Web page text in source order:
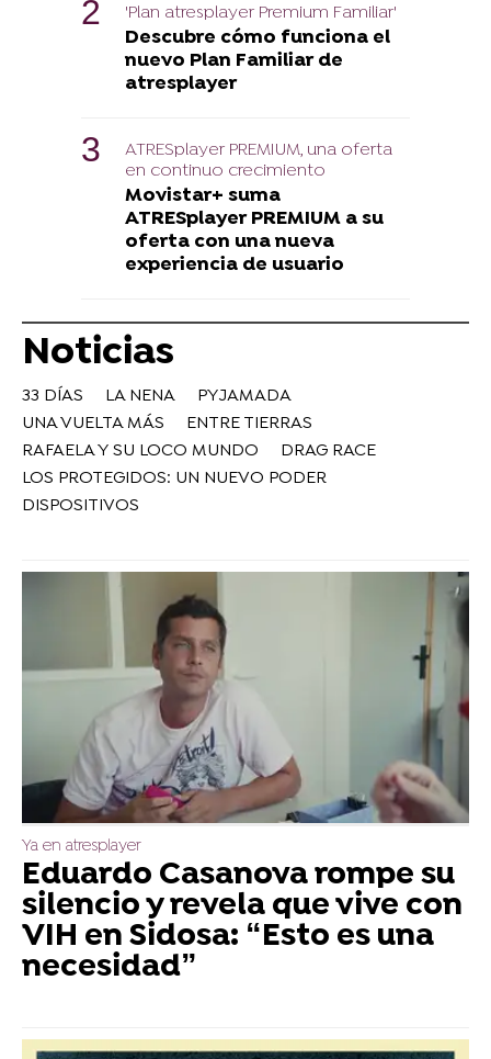
'Plan atresplayer Premium Familiar'
Descubre cómo funciona el
nuevo Plan Familiar de
atresplayer
ATRESplayer PREMIUM, una oferta
en continuo crecimiento
Movistar+ suma
ATRESplayer PREMIUM a su
oferta con una nueva
experiencia de usuario
Noticias
33 DÍAS LA NENA
PYJAMADA
UNA VUELTA MÁS
ENTRE TIERRAS
RAFAELA Y SU LOCO MUNDO
DRAG RACE
LOS PROTEGIDOS: UN NUEVO PODER
DISPOSITIVOS
Ya en atresplayer
Eduardo Casanova rompe su
silencio y revela que vive con
VIH en Sidosa: “Esto es una
necesidad”